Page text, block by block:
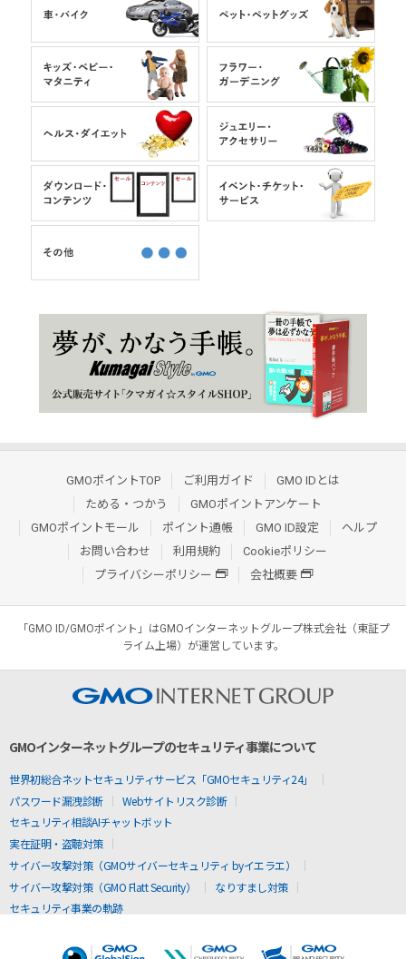
GMOポイントTOP ご利用ガイド
GMO IDとは
ためる・つかう
GMOポイントアンケート
GMOポイントモール
ポイント通帳 GMO ID設定
ヘルプ
お問い合わせ
利用規約
Cookieポリシー
プライバシーポリシー
会社概要
「GMO ID/GMOポイント」はGMOインターネットグループ株式会社（東証プ
ライム上場）が運営しています。
GMOインターネットグループのセキュリティ事業について
世界初総合ネットセキュリティサービス「GMOセキュリティ24」
パスワード漏洩診断
Webサイトリスク診断
セキュリティ相談AIチャットボット
実在証明・盗聴対策
サイバー攻撃対策（GMOサイバーセキュリティ byイエラエ）
サイバー攻撃対策（GMO Flatt Security）
なりすまし対策
セキュリティ事業の軌跡